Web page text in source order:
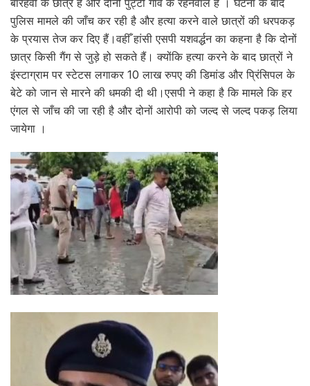
पुलिस मामले की जाँच कर रही है और हत्या करने वाले छात्रों की धरपकड़
के प्रयास तेज कर दिए हैं।वहीँ हांसी एसपी यशवर्द्धन का कहना है कि दोनों
छात्र किसी गैंग से जुड़े हो सकते हैं। क्योंकि हत्या करने के बाद छात्रों ने
इंस्टाग्राम पर स्टेटस लगाकर 10 लाख रुपए की डिमांड और प्रिंसिपल के
बेटे को जान से मारने की धमकी दी थी।एसपी ने कहा है कि मामले कि हर
एंगल से जाँच की जा रही है और दोनों आरोपी को जल्द से जल्द पकड़ लिया
जायेगा ।